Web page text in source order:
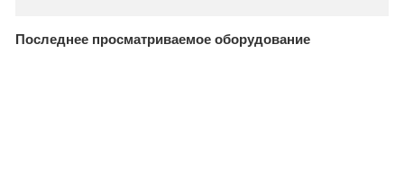
Последнее просматриваемое оборудование